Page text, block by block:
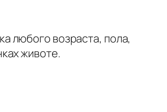
любого возраста, пола,
животе.